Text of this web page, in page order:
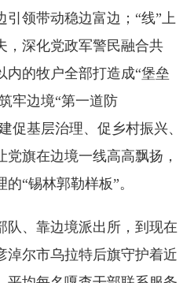
引领带动稳边富边；“线”上
，深化党政军警民融合共
内的牧户全部打造成“堡垒
牢边境“第一道防
促基层治理、促乡村振兴、
旗在边境一线高高飘扬，
“锡林郭勒样板”。
队、靠边境派出所，到现在
淖尔市乌拉特后旗守护着近